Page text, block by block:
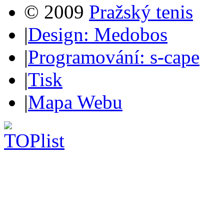
© 2009 Pražský tenis
|Design: Medobos
|Programování: s-cape
|Tisk
|Mapa Webu